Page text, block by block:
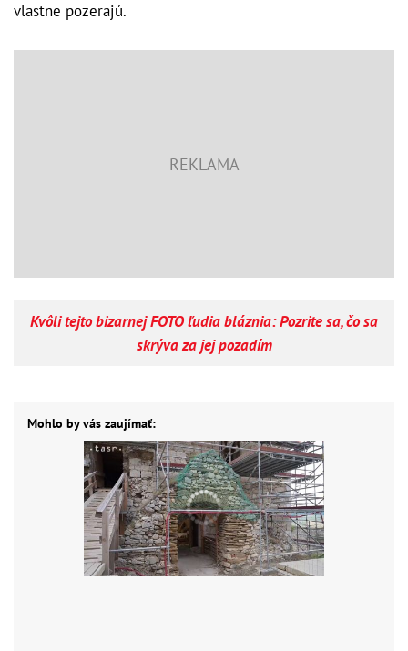
vlastne pozerajú.
Kvôli tejto bizarnej FOTO ľudia bláznia: Pozrite sa, čo sa
skrýva za jej pozadím
Mohlo by vás zaujímať: